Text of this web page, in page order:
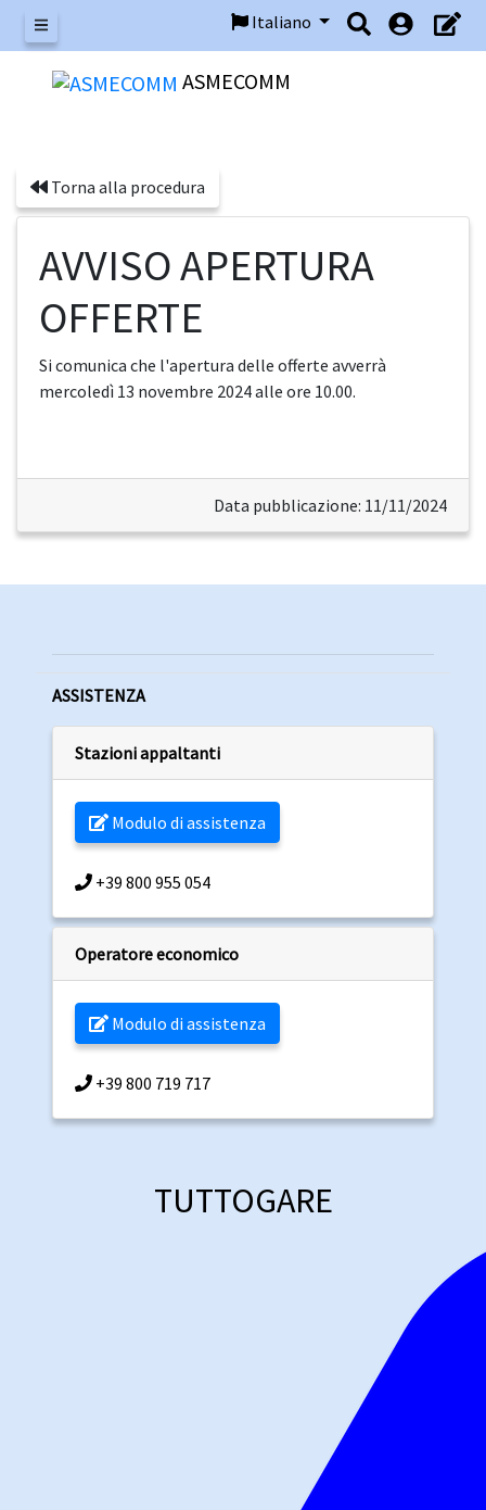
Menu
Italiano
ASMECOMM
Torna alla procedura
AVVISO APERTURA
OFFERTE
Si comunica che l'apertura delle offerte avverrà
mercoledì 13 novembre 2024 alle ore 10.00.
Data pubblicazione: 11/11/2024
ASSISTENZA
Stazioni appaltanti
Modulo di assistenza
+39 800 955 054
Operatore economico
Modulo di assistenza
+39 800 719 717
TUTTOGARE